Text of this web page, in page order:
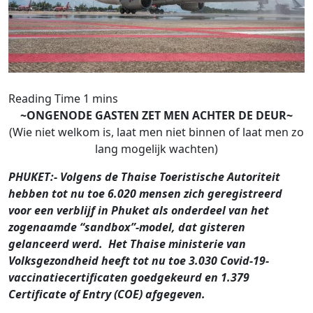
~ONGENODE GASTEN ZET MEN ACHTER DE DEUR~
(Wie niet welkom is, laat men niet binnen of laat men zo
lang mogelijk wachten)
PHUKET:- Volgens de Thaise Toeristische Autoriteit
hebben tot nu toe 6.020 mensen zich geregistreerd
voor een verblijf in Phuket als onderdeel van het
zogenaamde “sandbox”-model, dat gisteren
gelanceerd werd. Het Thaise ministerie van
Volksgezondheid heeft tot nu toe 3.030 Covid-19-
vaccinatiecertificaten goedgekeurd en 1.379
Certificate of Entry (COE) afgegeven.